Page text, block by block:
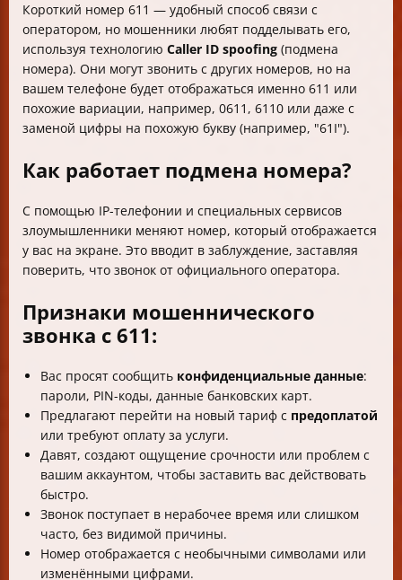
Короткий номер 611 — удобный способ связи с
оператором, но мошенники любят подделывать его,
используя технологию Caller ID spoofing (подмена
номера). Они могут звонить с других номеров, но на
вашем телефоне будет отображаться именно 611 или
похожие вариации, например, 0611, 6110 или даже с
заменой цифры на похожую букву (например, "61I").
Как работает подмена номера?
С помощью IP-телефонии и специальных сервисов
злоумышленники меняют номер, который отображается
у вас на экране. Это вводит в заблуждение, заставляя
поверить, что звонок от официального оператора.
Признаки мошеннического
звонка с 611:
Вас просят сообщить конфиденциальные данные:
пароли, PIN-коды, данные банковских карт.
Предлагают перейти на новый тариф с предоплатой
или требуют оплату за услуги.
Давят, создают ощущение срочности или проблем с
вашим аккаунтом, чтобы заставить вас действовать
быстро.
Звонок поступает в нерабочее время или слишком
часто, без видимой причины.
Номер отображается с необычными символами или
изменёнными цифрами.